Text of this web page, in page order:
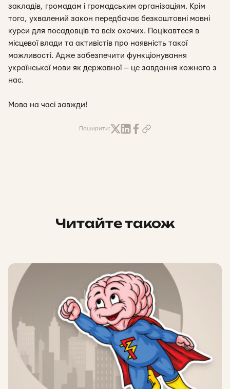
закладів, громадам і громадським організаціям. Крім
того, ухвалений закон передбачає безкоштовні мовні
курси для посадовців та всіх охочих. Поцікавтеся в
місцевої влади та активістів про наявність такої
можливості. Адже забезпечити функціонування
української мови як державної — це завдання кожного з
нас.
Мова на часі завжди!
Поширити:
Читайте також